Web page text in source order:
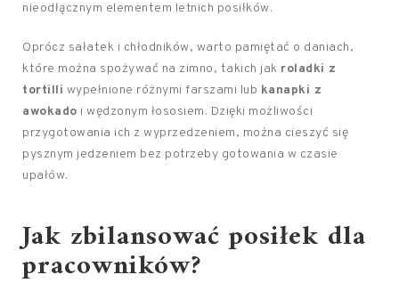
nieodłącznym elementem letnich posiłków.
Oprócz sałatek i chłodników, warto pamiętać o daniach,
które można spożywać na zimno, takich jak roladki z
tortilli wypełnione różnymi farszami lub kanapki z
awokado i wędzonym łososiem. Dzięki możliwości
przygotowania ich z wyprzedzeniem, można cieszyć się
pysznym jedzeniem bez potrzeby gotowania w czasie
upałów.
Jak zbilansować posiłek dla
pracowników?